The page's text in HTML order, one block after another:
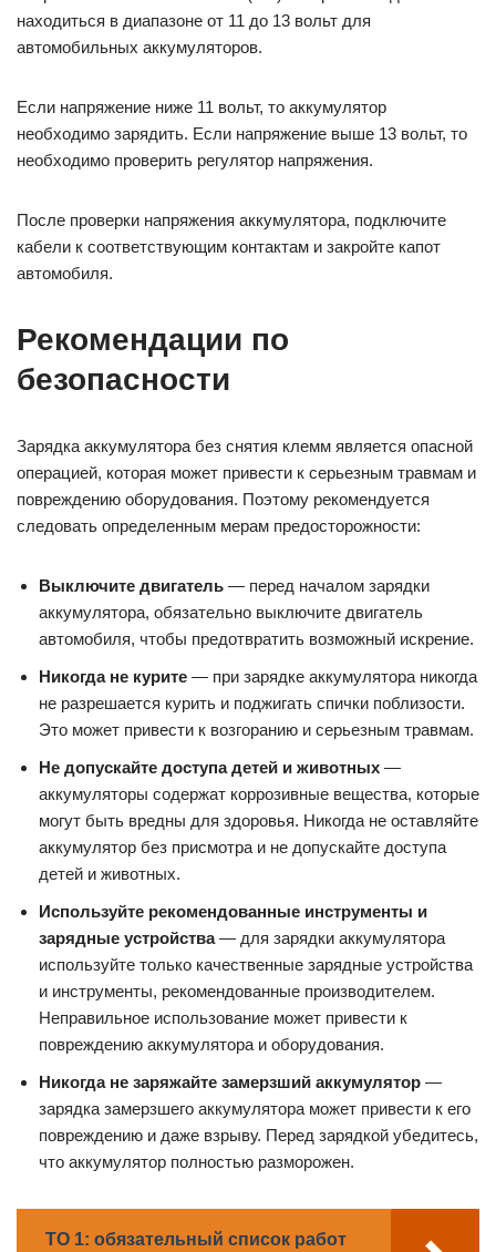
находиться в диапазоне от 11 до 13 вольт для
автомобильных аккумуляторов.
Если напряжение ниже 11 вольт, то аккумулятор
необходимо зарядить. Если напряжение выше 13 вольт, то
необходимо проверить регулятор напряжения.
После проверки напряжения аккумулятора, подключите
кабели к соответствующим контактам и закройте капот
автомобиля.
Рекомендации по
безопасности
Зарядка аккумулятора без снятия клемм является опасной
операцией, которая может привести к серьезным травмам и
повреждению оборудования. Поэтому рекомендуется
следовать определенным мерам предосторожности:
Выключите двигатель — перед началом зарядки
аккумулятора, обязательно выключите двигатель
автомобиля, чтобы предотвратить возможный искрение.
Никогда не курите — при зарядке аккумулятора никогда
не разрешается курить и поджигать спички поблизости.
Это может привести к возгоранию и серьезным травмам.
Не допускайте доступа детей и животных —
аккумуляторы содержат коррозивные вещества, которые
могут быть вредны для здоровья. Никогда не оставляйте
аккумулятор без присмотра и не допускайте доступа
детей и животных.
Используйте рекомендованные инструменты и
зарядные устройства— для зарядки аккумулятора
используйте только качественные зарядные устройства
и инструменты, рекомендованные производителем.
Неправильное использование может привести к
повреждению аккумулятора и оборудования.
Никогда не заряжайте замерзший аккумулятор —
зарядка замерзшего аккумулятора может привести к его
повреждению и даже взрыву. Перед зарядкой убедитесь,
что аккумулятор полностью разморожен.
ТО 1: обязательный список работ